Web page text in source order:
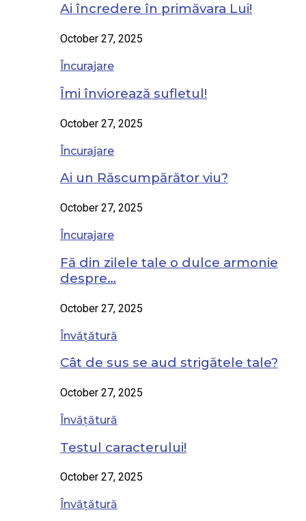
Ai încredere în primăvara Lui!
October 27, 2025
Încurajare
Îmi înviorează sufletul!
October 27, 2025
Încurajare
Ai un Răscumpărător viu?
October 27, 2025
Încurajare
Fă din zilele tale o dulce armonie
despre…
October 27, 2025
Învățătură
Cât de sus se aud strigătele tale?
October 27, 2025
Învățătură
Testul caracterului!
October 27, 2025
Învățătură